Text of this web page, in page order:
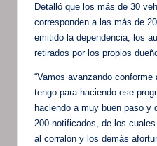
Detalló que los más de 30
corresponden a las más de
emitido la dependencia; los
retirados por los propios
“Vamos avanzando
tengo para haciendo ese
haciendo a muy buen paso y
200 notificados, de los
al corralón y los demás